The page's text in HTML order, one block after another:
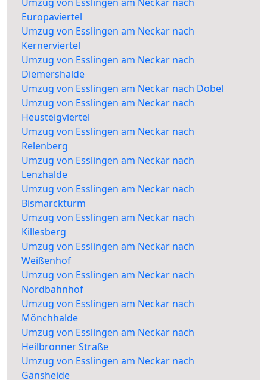
Europaviertel
Umzug von Esslingen am Neckar nach
Kernerviertel
Umzug von Esslingen am Neckar nach
Diemershalde
Umzug von Esslingen am Neckar nach Dobel
Umzug von Esslingen am Neckar nach
Heusteigviertel
Umzug von Esslingen am Neckar nach
Relenberg
Umzug von Esslingen am Neckar nach
Lenzhalde
Umzug von Esslingen am Neckar nach
Bismarckturm
Umzug von Esslingen am Neckar nach
Killesberg
Umzug von Esslingen am Neckar nach
Weißenhof
Umzug von Esslingen am Neckar nach
Nordbahnhof
Umzug von Esslingen am Neckar nach
Mönchhalde
Umzug von Esslingen am Neckar nach
Heilbronner Straße
Umzug von Esslingen am Neckar nach
Gänsheide